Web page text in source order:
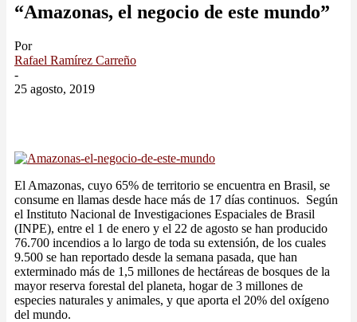
“Amazonas, el negocio de este mundo”
Por
Rafael Ramírez Carreño
-
25 agosto, 2019
El Amazonas, cuyo 65% de territorio se encuentra en Brasil, se
consume en llamas desde hace más de 17 días continuos. Según
el Instituto Nacional de Investigaciones Espaciales de Brasil
(INPE), entre el 1 de enero y el 22 de agosto se han producido
76.700 incendios a lo largo de toda su extensión, de los cuales
9.500 se han reportado desde la semana pasada, que han
exterminado más de 1,5 millones de hectáreas de bosques de la
mayor reserva forestal del planeta, hogar de 3 millones de
especies naturales y animales, y que aporta el 20% del oxígeno
del mundo.